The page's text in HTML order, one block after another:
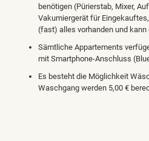
benötigen (Pürierstab, Mixer,
Vakumiergerät für
(fast) alles vorhanden und
Sämtliche Appartements
mit Smartphone-Anschluss
Es besteht die Möglichkeit
Waschgang werden 5,00 €